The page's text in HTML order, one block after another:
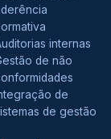
internas
de não
de
de gestão